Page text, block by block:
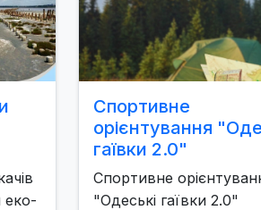
еко-
Спортивне
орієнтування
гаївки 2.0"
Спортивне
"Одеські гаївки 2.0"